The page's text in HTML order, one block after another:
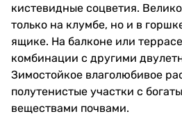
кистевидные соцветия.
только на клумбе, но и в
ящике. На балконе или
комбинации с другими
Зимостойкое влаголюбивое
полутенистые участки с
веществами почвами.